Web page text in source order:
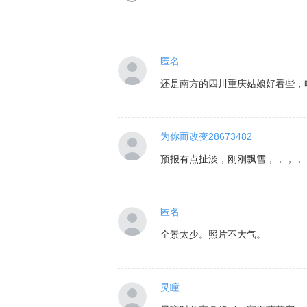
匿名
还是南方的四川重庆姑娘好看些，
为你而改变28673482
预报有点扯淡，刚刚飘雪，，，，
匿名
全景太少。照片不大气。
灵瞳